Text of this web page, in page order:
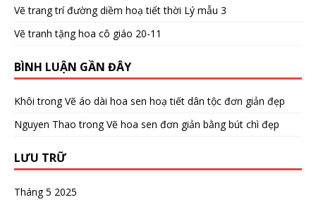
Vẽ trang trí đường diềm hoạ tiết thời Lý mẫu 3
Vẽ tranh tặng hoa cô giáo 20-11
BÌNH LUẬN GẦN ĐÂY
Khôi trongVẽ áo dài hoa sen hoạ tiết dân tộc đơn giản đẹp
Nguyen Thao trongVẽ hoa sen đơn giản bằng bút chì đẹp
LƯU TRỮ
Tháng 5 2025